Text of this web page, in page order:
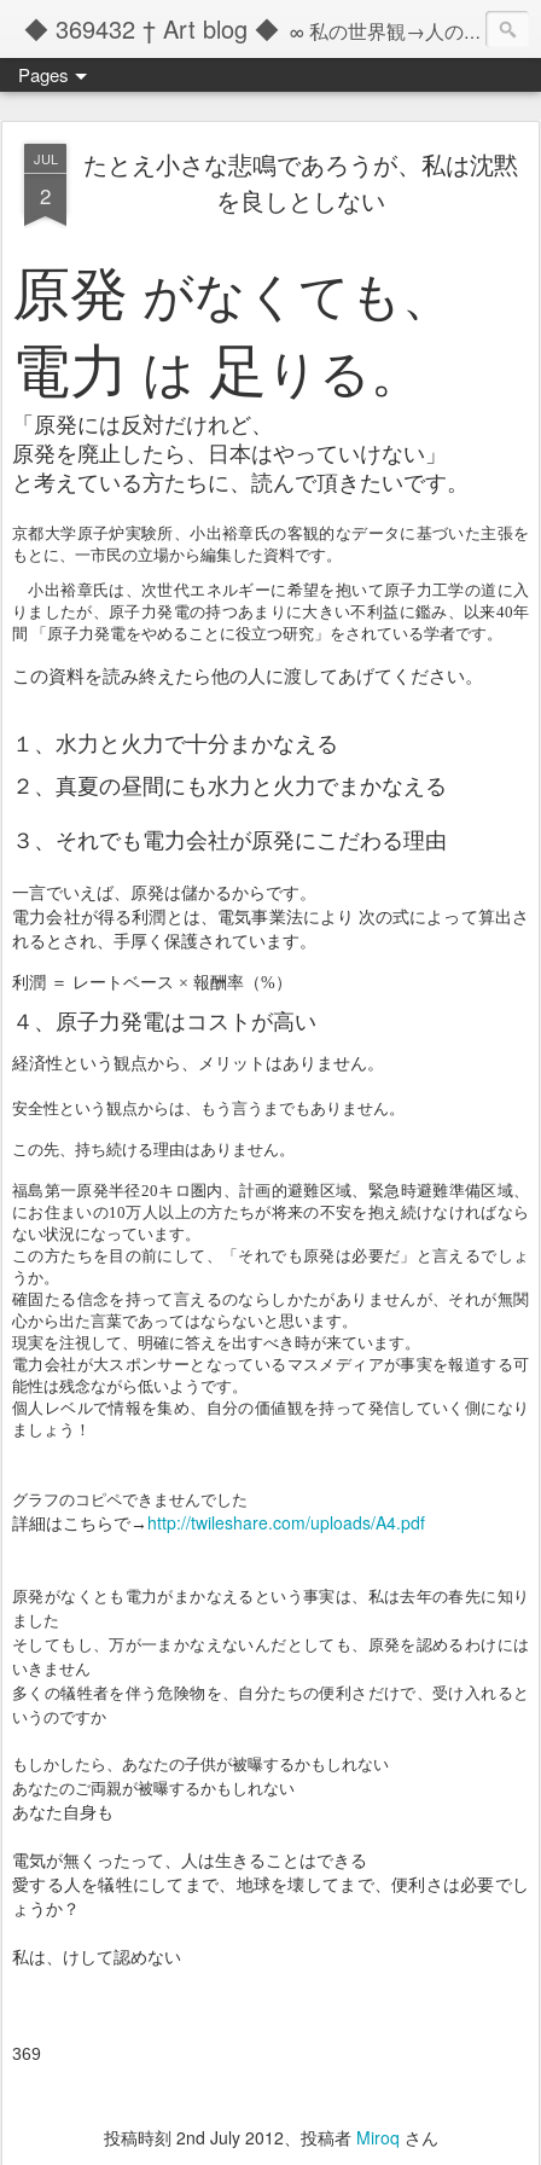
◆ 369432 † Art blog ◆ ∞ 私の世界観→人の記憶の彼方へと繋ぐツール ∞
Pages
JUL
2
たとえ小さな悲鳴であろうが、私は沈黙
を良しとしない
原発 がなくても、
電力 は 足 りる。
「原発には反対だけれど、
原発を廃止したら、日本はやっていけない」
と考えている方たちに、読んで頂きたいです。
京都大学原子炉実験所、小出裕章氏の客観的なデータに基づいた主張を
もとに、一市民の立場から編集した資料です。
小出裕章氏は、次世代エネルギーに希望を抱いて原子力工学の道に入
りましたが、原子力発電の持つあまりに大きい不利益に鑑み、以来40年
間
「原子力発電をやめることに役立つ研究」をされている学者です。
この資料を読み終えたら他の人に渡してあげてください。
１、水力と火力で十分まかなえる
２、真夏の昼間にも水力と火力でまかなえる
３、それでも電力会社が原発にこだわる理由
一言でいえば、原発は儲かるからです。
電力会社が得る利潤とは、電気事業法により 次の式によって算出さ
れるとされ、手厚く保護されています。
利潤 ＝ レートベース × 報酬率（%）
４、原子力発電はコストが高い
経済性という観点から、メリットはありません。
安全性という観点からは、もう言うまでもありません。
この先、持ち続ける理由はありません。
福島第一原発半径20キロ圏内、計画的避難区域、緊急時避難準備区域、
にお住まいの10万人以上の方たちが将来の不安を抱え続けなければなら
ない状況になっています。
この方たちを目の前にして、「それでも原発は必要だ」と言えるでしょ
うか。
確固たる信念を持って言えるのならしかたがありませんが、それが無関
心から出た言葉であってはならないと思います。
現実を注視して、明確に答えを出すべき時が来ています。
電力会社が大スポンサーとなっているマスメディアが事実を報道する可
能性は残念ながら低いようです。
個人レベルで情報を集め、自分の価値観を持って発信していく側になり
ましょう！
グラフのコピペできませんでした
詳細はこちらで→ http://twileshare.com/uploads/A4.pdf
原発がなくとも電力がまかなえるという事実は、私は去年の春先に知り
ました
そしてもし、万が一まかなえないんだとしても、原発を認めるわけには
いきません
多くの犠牲者を伴う危険物を、自分たちの便利さだけで、受け入れると
いうのですか
もしかしたら、あなたの子供が被曝するかもしれない
あなたのご両親が被曝するかもしれない
あなた自身も
電気が無くったって、人は生きることはできる
愛する人を犠牲にしてまで、地球を壊してまで、便利さは必要でし
ょうか？
私は、けして認めない
369
投稿時刻 2nd July 2012、投稿者 Miroq さん